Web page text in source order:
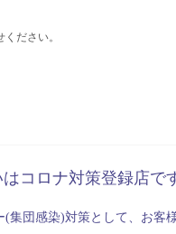
ださい。
コロナ対策登録店で
集団感染)対策として、お客